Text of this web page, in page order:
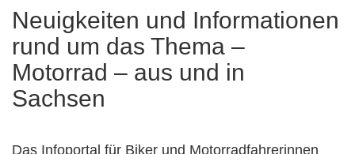
Neuigkeiten und Informationen
rund um das Thema –
Motorrad – aus und in
Sachsen
Das Infoportal für Biker und Motorradfahrerinnen